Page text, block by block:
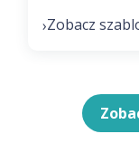
›Zobacz